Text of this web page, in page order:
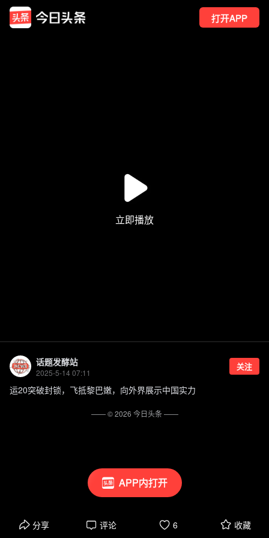
打开APP
APP内打开
话题发酵站
2025-5-14 07:11
关注
运20突破封锁，飞抵黎巴嫩，向外界展示中国实力
分享 评论 6 收藏
—— ©2026 今日头条——